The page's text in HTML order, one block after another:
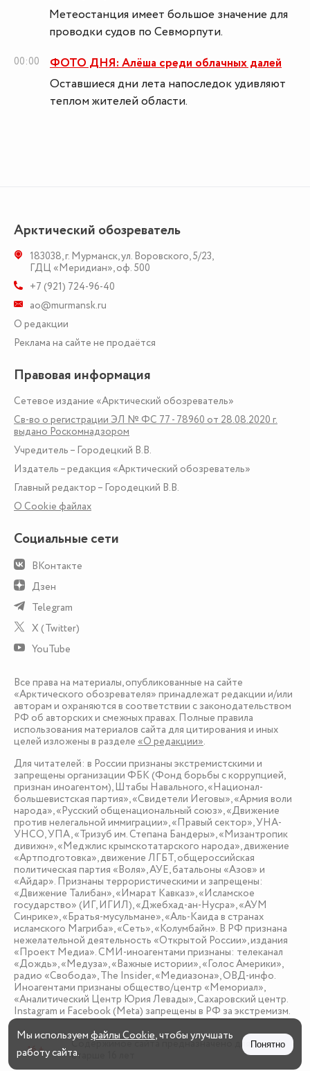
Метеостанция имеет большое значение для
проводки судов по Севморпути.
00:00
ФОТО ДНЯ: Алёша среди облачных далей
Оставшиеся дни лета напоследок удивляют
теплом жителей области.
Арктический обозреватель
183038,г. Мурманск,ул. Воровского, 5/23,
ГДЦ «Меридиан», оф. 500
+7 (921) 724-96-40
ao@murmansk.ru
О редакции
Реклама на сайте не продаётся
Правовая информация
Сетевое издание «Арктический обозреватель»
Св-во о регистрации ЭЛ № ФС 77 - 78960 от 28.08.2020 г.
выдано Роскомнадзором
Учредитель – Городецкий В.В.
Издатель – редакция «Арктический обозреватель»
Главный редактор – Городецкий В.В.
О Сookie файлах
Социальные сети
ВКонтакте
Дзен
Telegram
X (Twitter)
YouTube
Все права на материалы, опубликованные на сайте
«Арктического обозревателя» принадлежат редакции и/или
авторам и охраняются в соответствии с законодательством
РФ об авторских и смежных правах. Полные правила
использования материалов сайта для цитирования и иных
целей изложены в разделе «О редакции».
Для читателей: в России признаны экстремистскими и
запрещены организации ФБК (Фонд борьбы с коррупцией,
признан иноагентом), Штабы Навального, «Национал-
большевистская партия», «Свидетели Иеговы», «Армия воли
народа», «Русский общенациональный союз», «Движение
против нелегальной иммиграции», «Правый сектор», УНА-
УНСО, УПА, «Тризуб им. Степана Бандеры», «Мизантропик
дивижн», «Меджлис крымскотатарского народа», движение
«Артподготовка», движение ЛГБТ, общероссийская
политическая партия «Воля», АУЕ, батальоны «Азов» и
«Айдар». Признаны террористическими и запрещены:
«Движение Талибан», «Имарат Кавказ», «Исламское
государство» (ИГ, ИГИЛ), «Джебхад-ан-Нусра», «АУМ
Синрике», «Братья-мусульмане», «Аль-Каида в странах
исламского Магриба», «Сеть», «Колумбайн». В РФ признана
нежелательной деятельность «Открытой России», издания
«Проект Медиа». СМИ-иноагентами признаны: телеканал
«Дождь», «Медуза», «Важные истории», «Голос Америки»,
радио «Свобода», The Insider, «Медиазона», ОВД-инфо.
Иноагентами признаны общество/центр «Мемориал»,
«Аналитический Центр Юрия Левады», Сахаровский центр.
Instagram и Facebook (Metа) запрещены в РФ за экстремизм.
16 +
Содержимое сайта предназначено для детей
старше 16 лет
Мы используемфайлы Cookie, чтобы улучшать
работу сайта.
Понятно